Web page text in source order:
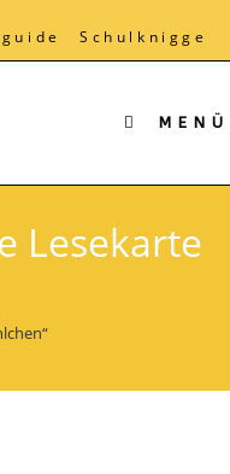
Schulknigge
MENÜ
Lesekarte